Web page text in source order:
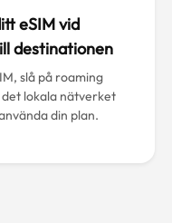
eSIM vid
destinationen
slå på roaming
det lokala nätverket
din plan.